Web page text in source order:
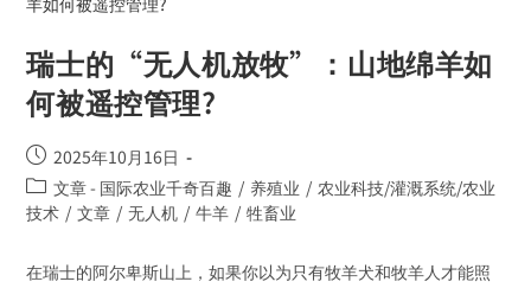
瑞士的“无人机放牧”：山地绵羊如
何被遥控管理?
2025年10月16日
文章 - 国际农业千奇百趣 / 养殖业 / 农业科技/灌溉系统/农业
技术 / 文章 / 无人机 / 牛羊 / 牲畜业
在瑞士的阿尔卑斯山上，如果你以为只有牧羊犬和牧羊人才能照